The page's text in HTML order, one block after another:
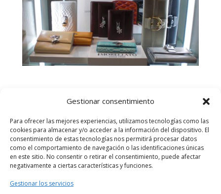
Gestionar consentimiento
Para ofrecer las mejores experiencias, utilizamos tecnologías como las
cookies para almacenar y/o acceder a la información del dispositivo. El
consentimiento de estas tecnologías nos permitirá procesar datos
como el comportamiento de navegación o las identificaciones únicas
en este sitio. No consentir o retirar el consentimiento, puede afectar
negativamente a ciertas características y funciones.
Gestionar los servicios
Todos los derechos reservados © 2024 Desarrollado